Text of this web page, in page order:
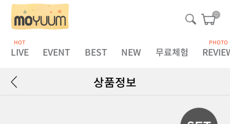
0
HOT
LIVE EVENT BEST NEW 무료체험
PHOTO
상품정보